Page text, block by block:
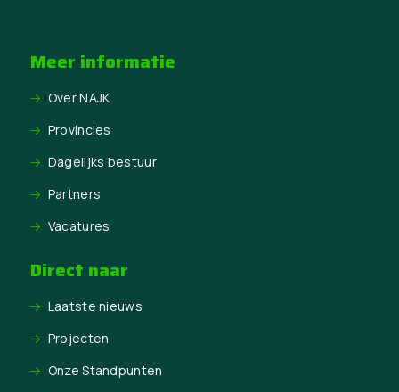
Meer informatie
Over NAJK
Provincies
Dagelijks bestuur
Partners
Vacatures
Direct naar
Laatste nieuws
Projecten
Onze Standpunten